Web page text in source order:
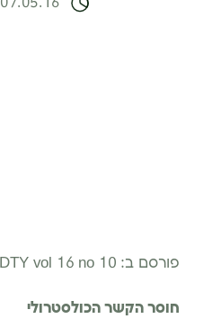
פורסם ב: WDDTY vol 16 no 10
חוסר הקשר הכולסטרולי